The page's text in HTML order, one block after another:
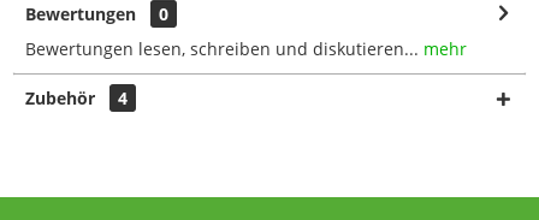
Bewertungen
0
Bewertungen lesen, schreiben und diskutieren... mehr
Zubehör 4